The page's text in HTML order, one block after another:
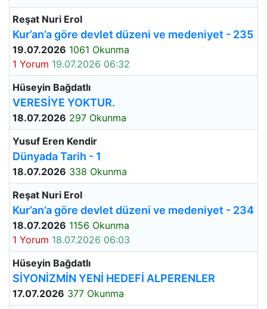
Reşat Nuri Erol
Kur’an’a göre devlet düzeni ve medeniyet - 235
19.07.2026 1061 Okunma
1 Yorum 19.07.2026 06:32
Hüseyin Bağdatlı
VERESİYE YOKTUR.
18.07.2026 297 Okunma
Yusuf Eren Kendir
Dünyada Tarih - 1
18.07.2026 338 Okunma
Reşat Nuri Erol
Kur’an’a göre devlet düzeni ve medeniyet - 234
18.07.2026 1156 Okunma
1 Yorum 18.07.2026 06:03
Hüseyin Bağdatlı
SİYONİZMİN YENİ HEDEFİ ALPERENLER
17.07.2026 377 Okunma